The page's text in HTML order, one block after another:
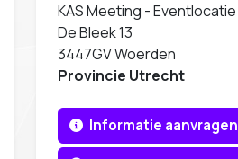
Wie zijn wij
Ons eigen MVO beleid
KAS Meeting - Eventlocatie
De Bleek 13
3447GV Woerden
Provincie Utrecht
Informatie aanvragen